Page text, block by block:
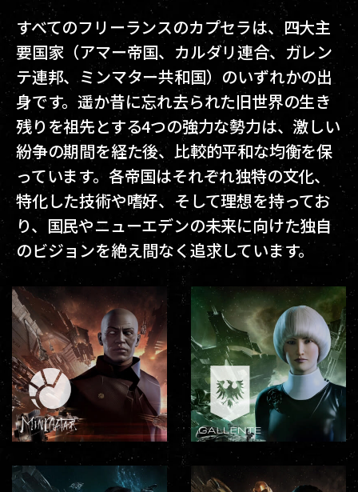
すべてのフリーランスのカプセラは、四大主
要国家（アマー帝国、カルダリ連合、ガレン
テ連邦、ミンマター共和国）のいずれかの出
身です。遥か昔に忘れ去られた旧世界の生き
残りを祖先とする4つの強力な勢力は、激しい
紛争の期間を経た後、比較的平和な均衡を保
っています。各帝国はそれぞれ独特の文化、
特化した技術や嗜好、そして理想を持ってお
り、国民やニューエデンの未来に向けた独自
のビジョンを絶え間なく追求しています。